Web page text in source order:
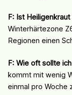
F: Ist
Winterhärtezone
Regionen einen
F: Wie oft sollte
kommt mit wenig
einmal pro Woche